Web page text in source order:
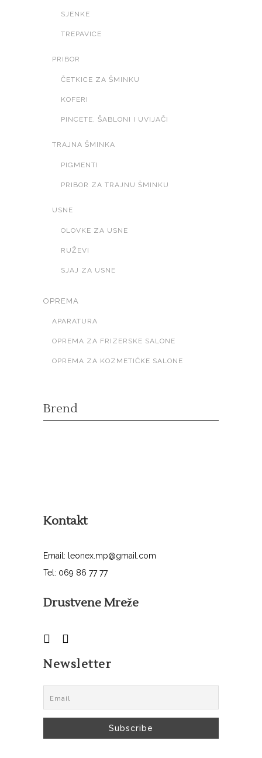
SJENKE
TREPAVICE
PRIBOR
ČETKICE ZA ŠMINKU
KOFERI
PINCETE, ŠABLONI I UVIJAČI
TRAJNA ŠMINKA
PIGMENTI
PRIBOR ZA TRAJNU ŠMINKU
USNE
OLOVKE ZA USNE
RUŽEVI
SJAJ ZA USNE
OPREMA
APARATURA
OPREMA ZA FRIZERSKE SALONE
OPREMA ZA KOZMETIČKE SALONE
Brend
Kontakt
Email: leonex.mp@gmail.com
Tel: 069 86 77 77
Drustvene Mreže
Newsletter